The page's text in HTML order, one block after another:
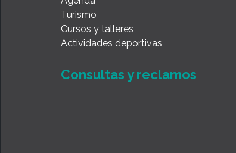
Turismo
Cursos y talleres
Actividades deportivas
Consultas y reclamos